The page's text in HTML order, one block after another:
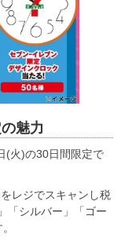
魅力
(火)の30日間限定で
レジでスキャンし税
「シルバー」「ゴー